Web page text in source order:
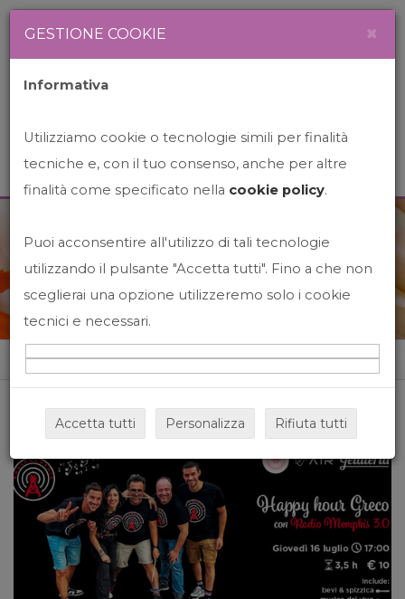
News&Events
Home News&events
GESTIONE COOKIE ×
Informativa
Utilizziamo cookie o tecnologie simili per finalità
tecniche e, con il tuo consenso, anche per altre
finalità come specificato nella cookie policy.
Puoi acconsentire all'utilizzo di tali tecnologie
utilizzando il pulsante "Accetta tutti". Fino a che non
sceglierai una opzione utilizzeremo solo i cookie
tecnici e necessari.
Accetta tutti Personalizza Rifiuta tutti